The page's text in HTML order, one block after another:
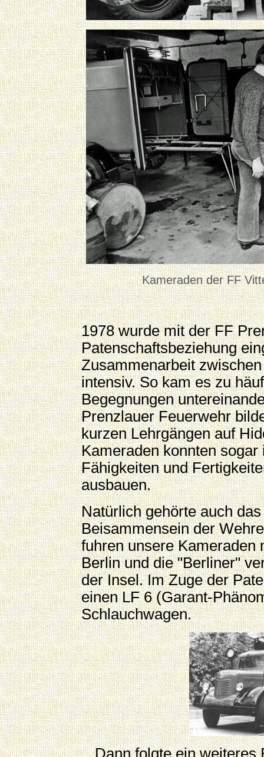
Kameraden der FF
1978 wurde mit der FF
Patenschaftsbeziehung
Zusammenarbeit
intensiv. So kam es zu
Begegnungen
Prenzlauer Feuerwehr
kurzen Lehrgängen auf
Kameraden konnten
Fähigkeiten und
ausbauen.
Natürlich gehörte auch
Beisammensein der
fuhren unsere Kameraden
Berlin und die "Berliner"
der Insel. Im Zuge der
einen LF 6 (Garant-
Schlauchwagen.
Dann folgte ein weiteres